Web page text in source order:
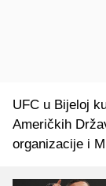
UFC u Bijeloj
Američkih
organizacije i